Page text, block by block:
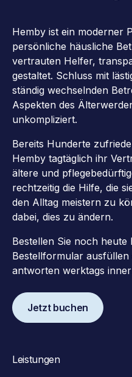
Hemby ist ein moderner
persönliche häusliche
vertrauten Helfer,
gestaltet. Schluss mit
ständig wechselnden
Aspekten des
unkompliziert.
Bereits Hunderte
Hemby tagtäglich ihr
ältere und
rechtzeitig die Hilfe, die
den Alltag meistern zu
dabei, dies zu ändern.
Bestellen Sie noch heute
Bestellformular
antworten werktags
Jetzt buchen
Leistungen